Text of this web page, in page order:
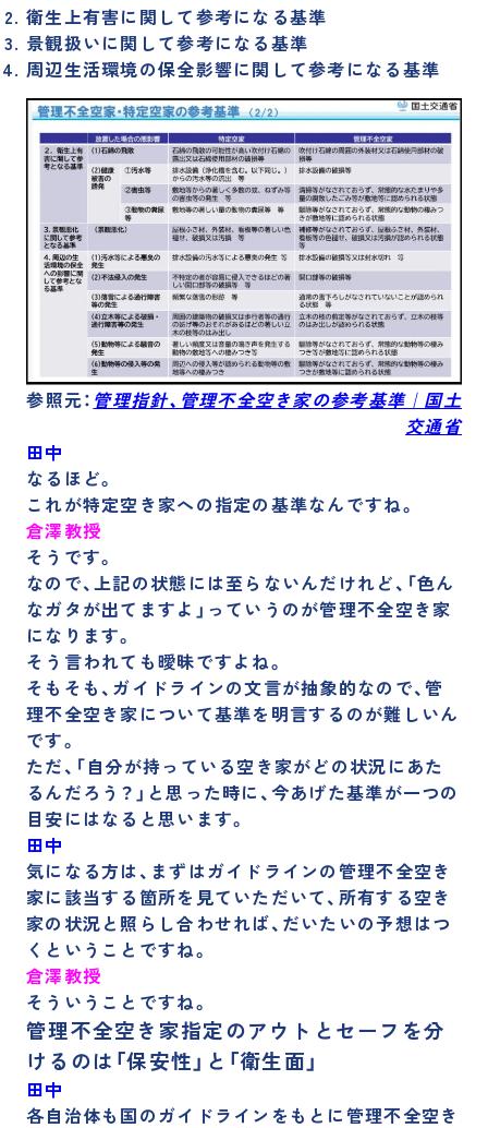
衛生上有害に関して参考になる基準
景観扱いに関して参考になる基準
周辺生活環境の保全影響に関して参考になる基準
参照元： 管理指針、管理不全空き家の参考基準｜国土
交通省
田中
なるほど。
これが特定空き家への指定の基準なんですね。
倉澤教授
そうです。
なので、上記の状態には至らないんだけれど、「色ん
なガタが出てますよ」っていうのが管理不全空き家
になります。
そう言われても曖昧ですよね。
そもそも、ガイドラインの文言が抽象的なので、管
理不全空き家について基準を明言するのが難しいん
です。
ただ、 「自分が持っている空き家がどの状況にあた
るんだろう？」と思った時に、今あげた基準が一つの
目安にはなる と思います。
田中
気になる方は、まずはガイドラインの管理不全空き
家に該当する箇所を見ていただいて、所有する空き
家の状況と照らし合わせれば、だいたいの予想はつ
くということですね。
倉澤教授
そういうことですね。
管理不全空き家指定のアウトとセーフを分
けるのは「保安性」と「衛生面」
田中
各自治体も国のガイドラインをもとに管理不全空き